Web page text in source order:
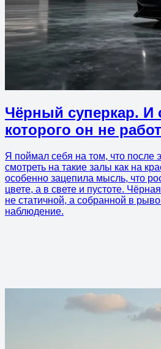
Чёрный суперкар. И
которого он не
Я поймал себя на том, что после
смотреть на такие залы как на
особенно зацепила мысль, что
цвете, а в свете и пустоте.
не статичной, а собранной в
наблюдение.